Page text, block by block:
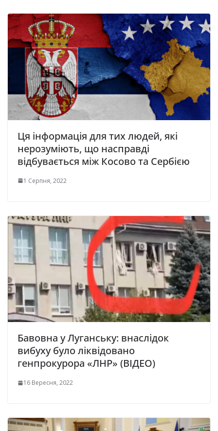
Ця інформація для тих людей, які
нерозуміють, що насправді
відбувається між Косово та Сербією
1 Серпня, 2022
Бавовна у Луганську: внаслідок
вибуху було ліквідовано
генпрокурора «ЛНР» (ВІДЕО)
16 Вересня, 2022